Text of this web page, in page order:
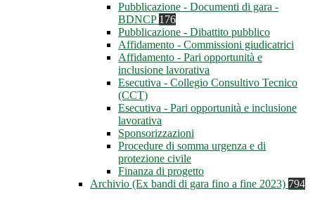
Pubblicazione - Documenti di gara -
BDNCP 176
Pubblicazione - Dibattito pubblico
Affidamento - Commissioni giudicatrici
Affidamento - Pari opportunità e
inclusione lavorativa
Esecutiva - Collegio Consultivo Tecnico
(CCT)
Esecutiva - Pari opportunità e inclusione
lavorativa
Sponsorizzazioni
Procedure di somma urgenza e di
protezione civile
Finanza di progetto
Archivio (Ex bandi di gara fino a fine 2023) 794